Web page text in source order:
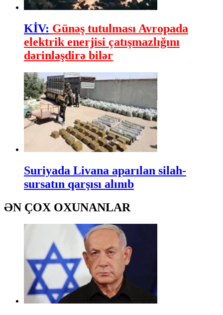
KİV: Günəş tutulması Avropada
elektrik enerjisi çatışmazlığını
dərinləşdirə bilər
Suriyada Livana aparılan silah-
sursatın qarşısı alınıb
ƏN ÇOX OXUNANLAR